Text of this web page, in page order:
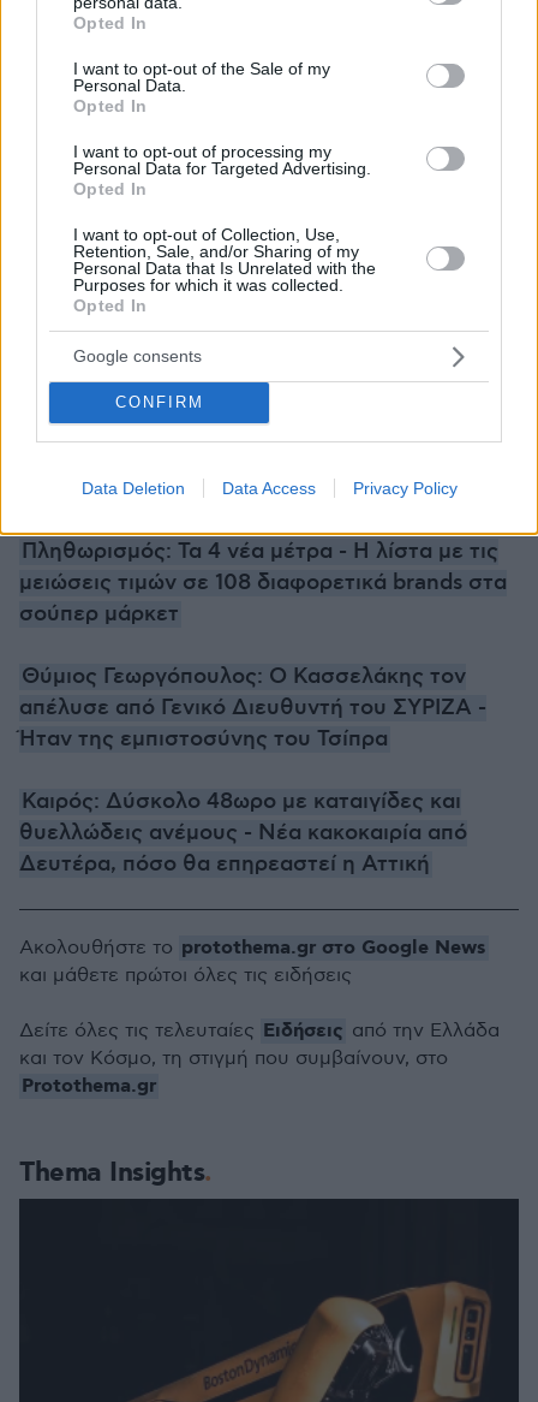
grant or deny consent to Google and its third-party tags to
use your data for below specified purposes in below Google
consent section.
Opted In
I want to opt-out of the Sale of my
Personal Data.
Opted In
I want to opt-out of processing my
Personal Data for Targeted Advertising.
Opted In
I want to opt-out of Collection, Use,
Retention, Sale, and/or Sharing of my
Personal Data that Is Unrelated with the
Purposes for which it was collected.
Opted In
Google consents
CONFIRM
Data Deletion Data Access Privacy Policy
μια «πολική αέρια μάζα» που θα κάνει την
επηρεάσει και την Ελλάδα. Ο κ. Μαρουσάκης
ανέφερε ότι «ο Μάρτιος θα μπει με διαδοχικές
κακοκαιρίες και μετά την Τσικνοπέμπτη, γύρω
στις 10 με 12 Μαρτίου, θα έρθει ένα πολικό
και στη Ελλάδα αλλά είναι ακόμα νωρίς για να
δούμε πώς ακριβώς θα την επηρεάσει».
Glomex Player(40599w16ki4e70hs, v-
czhjwgjoyxmx)
Ειδήσεις σήμερα:
Πληθωρισμός: Τα 4 νέα μέτρα - Η λίστα με τις
μειώσεις τιμών σε 108 διαφορετικά brands στα
σούπερ μάρκετ
Θύμιος Γεωργόπουλος: Ο Κασσελάκης τον
απέλυσε από Γενικό Διευθυντή του ΣΥΡΙΖΑ -
Ήταν της εμπιστοσύνης του Τσίπρα
Καιρός: Δύσκολο 48ωρο με καταιγίδες και
θυελλώδεις ανέμους - Νέα κακοκαιρία από
Δευτέρα, πόσο θα επηρεαστεί η Αττική
Thema Insights
Ακολουθήστε το protothema.gr στο Google News
και μάθετε πρώτοι όλες τις ειδήσεις
Δείτε όλες τις τελευταίες Ειδήσεις από την Ελλάδα
και τον Κόσμο, τη στιγμή που συμβαίνουν, στο
Protothema.gr